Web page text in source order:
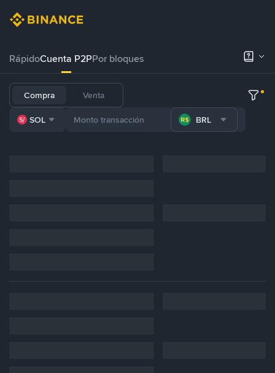
RápidoCuenta P2PPor bloques
Compra Venta
SOL BRL